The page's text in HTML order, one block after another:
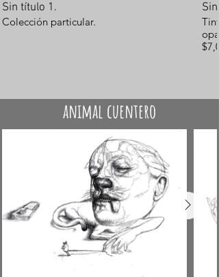
Sin título 1.
Colección particular.
Sin
animal cuentero